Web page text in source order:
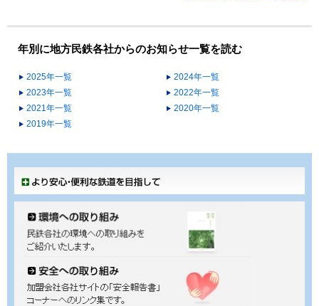
年別に地方民鉄各社からのお知らせ一覧を読む
2025年一覧
2024年一覧
2023年一覧
2022年一覧
2021年一覧
2020年一覧
2019年一覧